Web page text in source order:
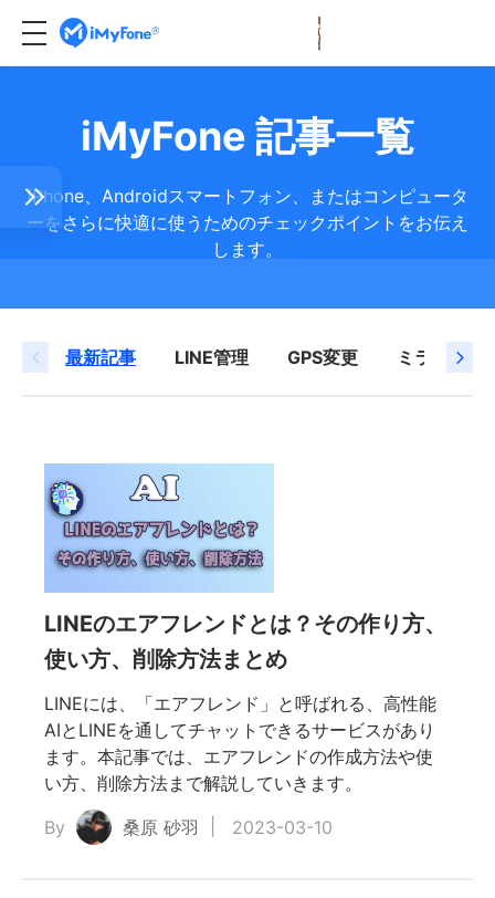
iMyFone 記事一覧
iPhone、Androidスマートフォン、またはコンピュータ
ーをさらに快適に使うためのチェックポイントをお伝え
します。
最新記事 LINE管理 GPS変更 ミラーリン
LINEのエアフレンドとは？その作り方、
使い方、削除方法まとめ
LINEには、「エアフレンド」と呼ばれる、高性能
AIとLINEを通してチャットできるサービスがあり
ます。本記事では、エアフレンドの作成方法や使
い方、削除方法まで解説していきます。
By
桑原 砂羽 2023-03-10
ー